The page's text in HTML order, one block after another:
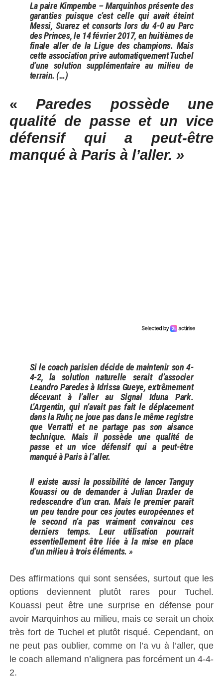
La paire Kimpembe – Marquinhos présente des
garanties puisque c’est celle qui avait éteint
Messi, Suarez et consorts lors du 4-0 au Parc
des Princes, le 14 février 2017, en huitièmes de
finale aller de la Ligue des champions. Mais
cette association prive automatiquement Tuchel
d’une solution supplémentaire au milieu de
terrain. (…)
«Paredes possède une
qualité de passe et un vice
défensif qui a peut-être
manqué à Paris à l’aller. »
Si le coach parisien décide de maintenir son 4-
4-2, la solution naturelle serait d’associer
Leandro Paredes à Idrissa Gueye, extrêmement
décevant à l’aller au Signal Iduna Park.
L’Argentin, qui n’avait pas fait le déplacement
dans la Ruhr, ne joue pas dans le même registre
que Verratti et ne partage pas son aisance
technique. Mais il possède une qualité de
passe et un vice défensif qui a peut-être
manqué à Paris à l’aller.
Il existe aussi la possibilité de lancer Tanguy
Kouassi ou de demander à Julian Draxler de
redescendre d’un cran. Mais le premier paraît
un peu tendre pour ces joutes européennes et
le second n’a pas vraiment convaincu ces
derniers temps. Leur utilisation pourrait
essentiellement être liée à la mise en place
d’un milieu à trois éléments. »
Des affirmations qui sont sensées, surtout que les
options deviennent plutôt rares pour Tuchel.
Kouassi peut être une surprise en défense pour
avoir Marquinhos au milieu, mais ce serait un choix
très fort de Tuchel et plutôt risqué. Cependant, on
ne peut pas oublier, comme on l’a vu à l’aller, que
le coach allemand n’alignera pas forcément un 4-4-
2.